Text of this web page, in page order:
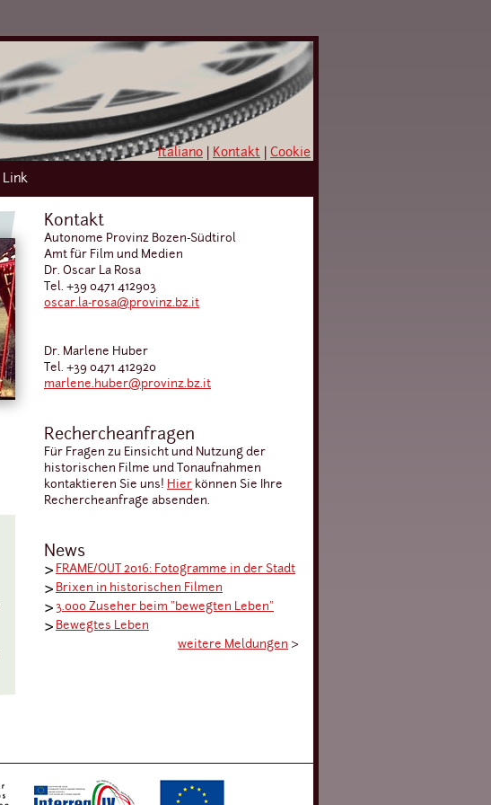
Italiano Kontakt
Cookie
Link
Kontakt
Autonome Provinz Bozen-Südtirol
Amt für Film und Medien
Dr. Oscar La Rosa
Tel. +39 0471 412903
oscar.la-rosa@provinz.bz.it
Dr. Marlene Huber
Tel. +39 0471 412920
marlene.huber@provinz.bz.it
Rechercheanfragen
Für Fragen zu Einsicht und Nutzung der
historischen Filme und Tonaufnahmen
kontaktieren Sie uns! Hier können Sie Ihre
Rechercheanfrage absenden.
News
FRAME/OUT 2016: Fotogramme in der Stadt
Brixen in historischen Filmen
3.000 Zuseher beim "bewegten Leben"
Bewegtes Leben
weitere Meldungen ›